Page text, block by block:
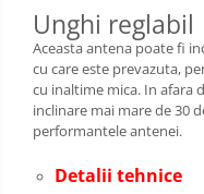
Unghi reglabil
Aceasta antena poate fi
cu care este prevazuta,
cu inaltime mica. In afara
inclinare mai mare de 30
performantele antenei.
Detalii tehnice